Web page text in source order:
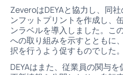
ZeveroはDEYAと協力し、同
ンフットプリントを作成し、
ンラベルを導入しました。こ
への取り組みを示すとともに
択を行うよう促すものでした。
DEYAはまた、従業員の関与